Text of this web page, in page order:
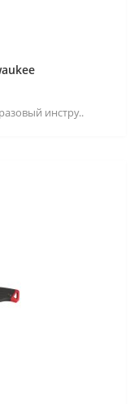
инстру..